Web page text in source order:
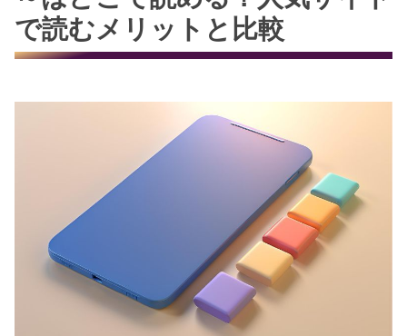
で読むメリットと比較